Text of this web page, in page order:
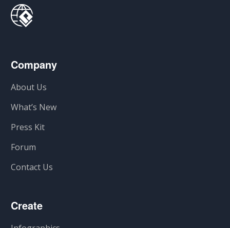
Company
About Us
What’s New
Press Kit
Forum
Contact Us
Create